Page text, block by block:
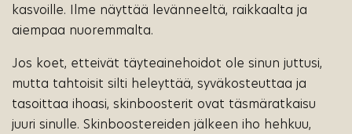
kasvoille. Ilme näyttää levänneeltä, raikkaalta ja
aiempaa nuoremmalta.
Jos koet, etteivät täyteainehoidot ole sinun juttusi,
mutta tahtoisit silti heleyttää, syväkosteuttaa ja
tasoittaa ihoasi, skinboosterit ovat täsmäratkaisu
juuri sinulle. Skinboostereiden jälkeen iho hehkuu,